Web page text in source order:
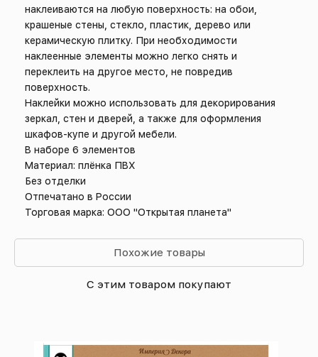
наклеиваются на любую поверхность: на обои,
крашеные стены, стекло, пластик, дерево или
керамическую плитку. При необходимости
наклеенные элементы можно легко снять и
переклеить на другое место, не повредив
поверхность.
Наклейки можно использовать для декорирования
зеркал, стен и дверей, а также для оформления
шкафов-купе и другой мебели.
В наборе 6 элементов
Материал: плёнка ПВХ
Без отделки
Отпечатано в России
Торговая марка: ООО "Открытая планета"
Похожие товары
С этим товаром покупают